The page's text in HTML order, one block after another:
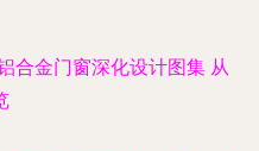
合金门窗深化设计图集 从